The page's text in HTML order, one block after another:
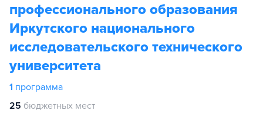
профессионального образования
Иркутского национального
исследовательского технического
университета
1 программа
25 бюджетных мест